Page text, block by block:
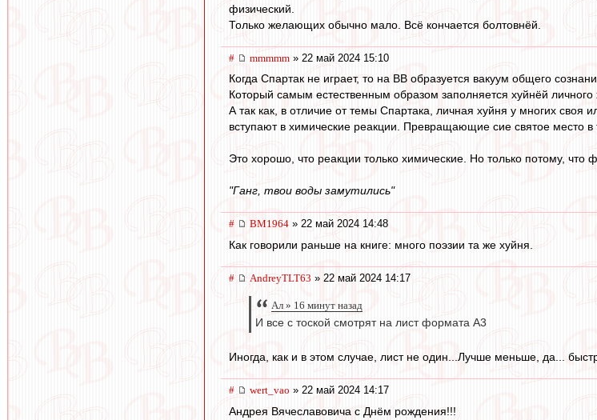
физический.
Только желающих обычно мало. Всё кончается болтовнёй.
# mmmmm » 22 май 2024 15:10
Когда Спартак не играет, то на ВВ образуется вакуум общего
Который самым естественным образом заполняется хуйнёй личного
А так как, в отличие от темы Спартака, личная хуйня у многих своя
вступают в химические реакции. Превращающие сие святое место в
Это хорошо, что реакции только химические. Но только потому, что
"Ганг, твои воды замутились"
# BM1964 » 22 май 2024 14:48
Как говорили раньше на книге: много поэзии та же хуйня.
# AndreyTLT63 » 22 май 2024 14:17
Ал » 16 минут назад
И все с тоской смотрят на лист формата А3
Иногда, как и в этом случае, лист не один...Лучше меньше, да...
# wert_vao » 22 май 2024 14:17
Андрея Вячеславовича с Днём рождения!!!